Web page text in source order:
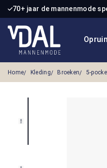
de hoofdinhoud
Ga naar de zoekopdracht
Ga naar de
70+ jaar de mannenmode
Home Kleding Broeken 5-